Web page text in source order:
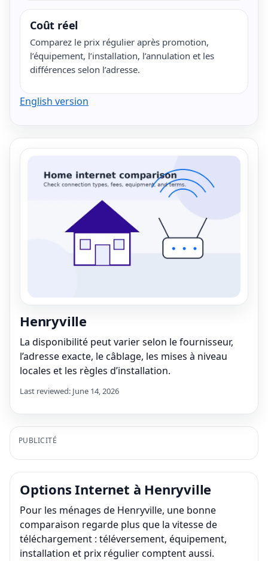
Coût réel
Comparez le prix régulier après promotion,
l’équipement, l’installation, l’annulation et les
différences selon l’adresse.
English version
Henryville
La disponibilité peut varier selon le fournisseur,
l’adresse exacte, le câblage, les mises à niveau
locales et les règles d’installation.
Last reviewed: June 14, 2026
PUBLICITÉ
Options Internet à Henryville
Pour les ménages de Henryville, une bonne
comparaison regarde plus que la vitesse de
téléchargement : téléversement, équipement,
installation et prix régulier comptent aussi.